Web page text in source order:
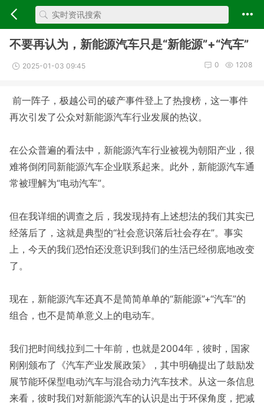
不要再认为，新能源汽车只是“新能源”+“汽车”
2025-01-03 09:45 1208
0
前一阵子，极越公司的破产事件登上了热搜榜，这一事件
再次引发了公众对新能源汽车行业发展的热议。
在公众普遍的看法中，新能源汽车行业被视为朝阳产业，很
难将倒闭同新能源汽车企业联系起来。此外，新能源汽车通
常被理解为“电动汽车”。
但在我详细的调查之后，我发现持有上述想法的我们其实已
经落后了，这就是典型的“社会意识落后社会存在”。事实
上，今天的我们恐怕还没意识到我们的生活已经彻底地改变
了。
现在，新能源汽车还真不是简简单单的“新能源”+“汽车”的
组合，也不是简单意义上的电动车。
我们把时间线拉到二十年前，也就是2004年，彼时，国家
刚刚颁布了《汽车产业发展政策》，其中明确提出了鼓励发
展节能环保型电动汽车与混合动力汽车技术。从这一条信息
来看，彼时我们对新能源汽车的认识是出于环保角度，把减